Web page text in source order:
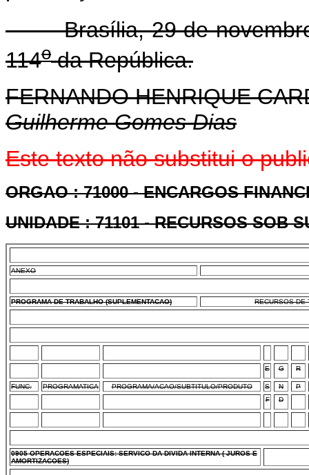
Brasília, 29 de novembro
114oda República.
FERNANDO HENRIQUE
Guilherme Gomes Dias
Este texto não substitui o
ORGAO : 71000 - ENCARGOS
UNIDADE : 71101 - RECURSOS SOB
ANEXO
PROGRAMA DE TRABALHO (SUPLEMENTACAO) RECURSOS DE
E G R
FUNC. PROGRAMATICA PROGRAMA/ACAO/SUBTITULO/PRODUTO S N
P
F
D
0905 OPERACOES ESPECIAIS: SERVICO DA DIVIDA INTERNA ( JUROS E
AMORTIZACOES)